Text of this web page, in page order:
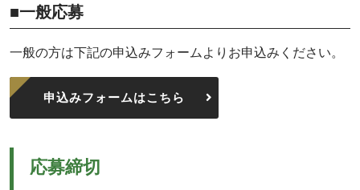
■一般応募
一般の方は下記の申込みフォームよりお申込みください。
申込みフォームはこちら
応募締切